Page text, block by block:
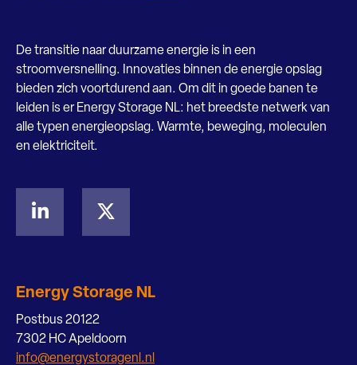
De transitie naar duurzame energie is in een
stroomversnelling. Innovaties binnen de energie opslag
bieden zich voortdurend aan. Om dit in goede banen te
leiden is er Energy Storage NL: het breedste netwerk van
alle typen energieopslag. Warmte, beweging, moleculen
en elektriciteit.
Energy Storage NL
Postbus 20122
7302 HC Apeldoorn
info@energystoragenl.nl